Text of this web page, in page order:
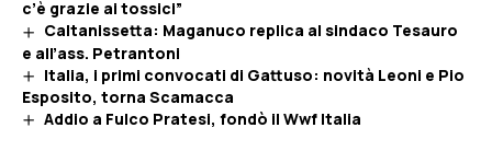
c’è grazie ai tossici”
Caltanissetta: Maganuco replica al sindaco Tesauro
e all’ass. Petrantoni
Italia, i primi convocati di Gattuso: novità Leoni e Pio
Esposito, torna Scamacca
Addio a Fulco Pratesi, fondò il Wwf Italia